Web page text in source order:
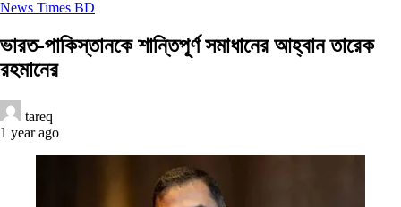
News Times BD
ভারত-পাকিস্তানকে শান্তিপূর্ণ সমাধানের আহ্বান তারেক
রহমানের
tareq
1 year ago